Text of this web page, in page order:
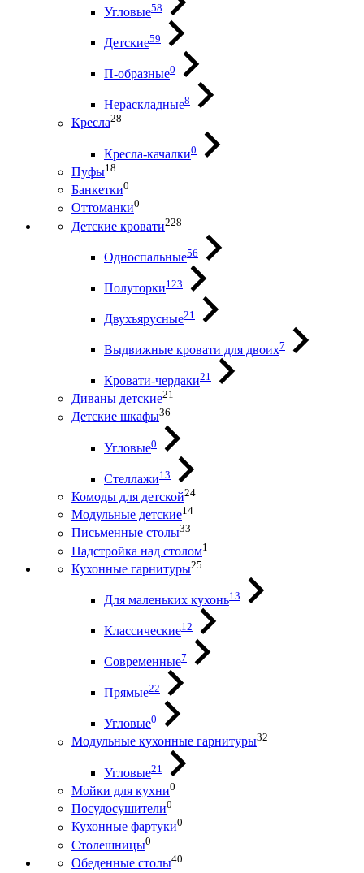
Угловые58
Детские59
П-образные0
Нераскладные8
Кресла28
Кресла-качалки0
Пуфы18
Банкетки0
Оттоманки0
Детские кровати228
Односпальные56
Полуторки123
Двухъярусные21
Выдвижные кровати для двоих7
Кровати-чердаки21
Диваны детские21
Детские шкафы36
Угловые0
Стеллажи13
Комоды для детской24
Модульные детские14
Письменные столы33
Надстройка над столом1
Кухонные гарнитуры25
Для маленьких кухонь13
Классические12
Современные7
Прямые22
Угловые0
Модульные кухонные гарнитуры32
Угловые21
Мойки для кухни0
Посудосушители0
Кухонные фартуки0
Столешницы0
Обеденные столы40